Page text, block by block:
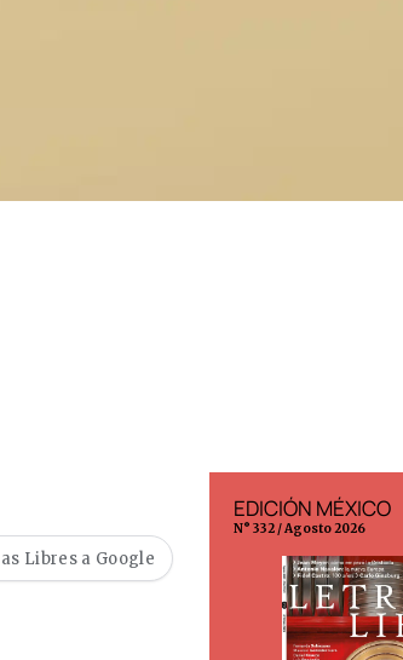
Libres a Google
EDICIÓN MÉXICO
N° 332 / Agosto 2026